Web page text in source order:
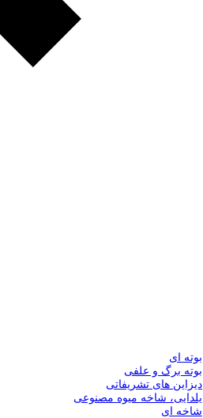
بوته ای
بوته برگ و علفی
دیزاین های تشریفاتی
یلدایی، شاخه میوه مصنوعی
شاخه ای